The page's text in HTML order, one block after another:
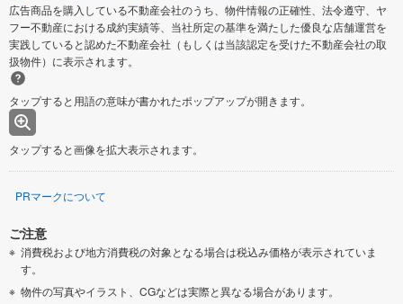
広告商品を購入している不動産会社のうち、物件情報の正確性、法令遵守、ヤ
フー不動産における成約実績等、当社所定の基準を満たした優良な店舗運営を
実践していると認めた不動産会社（もしくは当該認定を受けた不動産会社の取
扱物件）に表示されます。
タップすると用語の意味が書かれたポップアップが開きます。
タップすると画像を拡大表示されます。
PRマークについて
ご注意
消費税および地方消費税の対象となる場合は税込み価格が表示されていま
す。
物件の写真やイラスト、CGなどは実際と異なる場合があります。